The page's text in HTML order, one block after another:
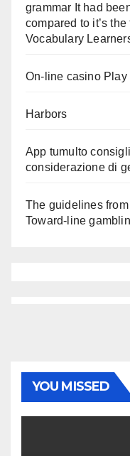
grammar It had
compared to it’s
Vocabulary
On-line casino Play
Harbors
App tumulto
considerazione di
The guidelines
Toward-line
YOU MISSED